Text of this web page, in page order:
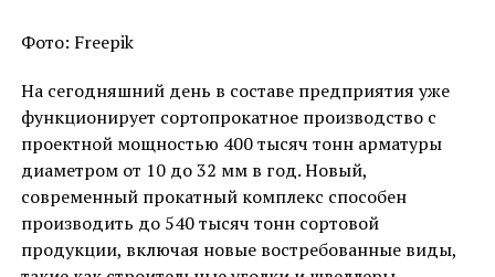
Фото: Freepik
На сегодняшний день в составе предприятия уже
функционирует сортопрокатное производство с
проектной мощностью 400 тысяч тонн арматуры
диаметром от 10 до 32 мм в год. Новый,
современный прокатный комплекс способен
производить до 540 тысяч тонн сортовой
продукции, включая новые востребованные виды,